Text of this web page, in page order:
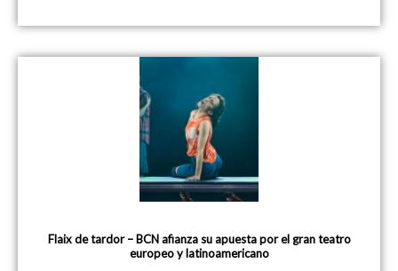
Flaix de tardor – BCN afianza su apuesta por el gran teatro
europeo y latinoamericano